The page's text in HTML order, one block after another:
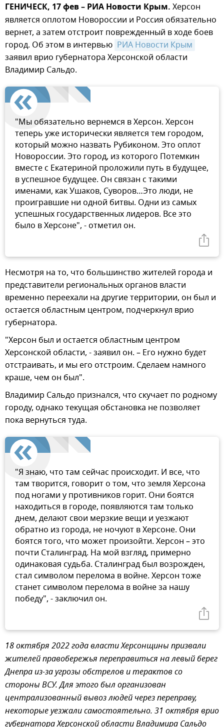
ГЕНИЧЕСК, 17 фев – РИА Новости Крым. Херсон
является оплотом Новороссии и Россия обязательно
вернет, а затем отстроит поврежденный в ходе боев
город. Об этом в интервью РИА Новости Крым
заявил врио губернатора Херсонской области
Владимир Сальдо.
"Мы обязательно вернемся в Херсон. Херсон
теперь уже исторически является тем городом,
который можно назвать Рубиконом. Это оплот
Новороссии. Это город, из которого Потемкин
вместе с Екатериной проложили путь в будущее,
в успешное будущее. Он связан с такими
именами, как Ушаков, Суворов…Это люди, не
проигравшие ни одной битвы. Одни из самых
успешных государственных лидеров. Все это
было в Херсоне", - отметил он.
Несмотря на то, что большинство жителей города и
представители региональных органов власти
временно переехали на другие территории, он был и
остается областным центром, подчеркнул врио
губернатора.
"Херсон был и остается областным центром
Херсонской области, - заявил он. – Его нужно будет
отстраивать, и мы его отстроим. Сделаем намного
краше, чем он был".
Владимир Сальдо признался, что скучает по родному
городу, однако текущая обстановка не позволяет
пока вернуться туда.
"Я знаю, что там сейчас происходит. И все, что
там творится, говорит о том, что земля Херсона
под ногами у противников горит. Они боятся
находиться в городе, появляются там только
днем, делают свои мерзкие вещи и уезжают
обратно из города, не ночуют в Херсоне. Они
боятся того, что может произойти. Херсон – это
почти Сталинград. На мой взгляд, примерно
одинаковая судьба. Сталинград был возрожден,
стал символом перелома в войне. Херсон тоже
станет символом перелома в войне за нашу
победу", - заключил он.
18 октября 2022 года власти Херсонщины призвали
жителей правобережья переправиться на левый берег
Днепра из-за угрозы обстрелов и терактов со
стороны ВСУ. Для этого был организован
централизованный вывоз людей через переправу,
некоторые уезжали самостоятельно. 31 октября врио
губернатора Херсонской области Владимира Сальдо